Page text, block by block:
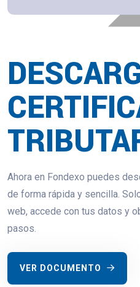
Ahora en Fondexo puedes
de forma rápida y sencilla.
web, accede con tus datos y
pasos.
VER DOCUMENTO